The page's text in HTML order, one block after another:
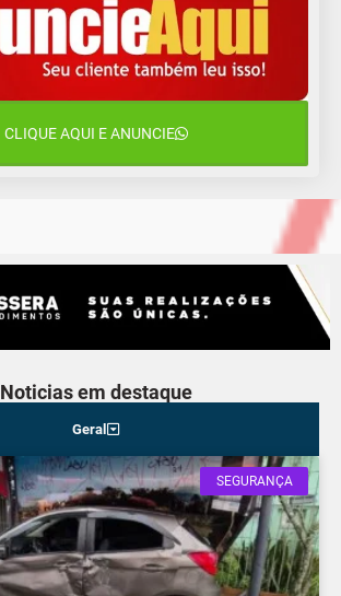
CLIQUE AQUI E ANUNCIE
Noticias em destaque
Geral
SEGURANÇA